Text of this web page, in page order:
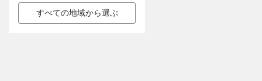
すべての地域から選ぶ